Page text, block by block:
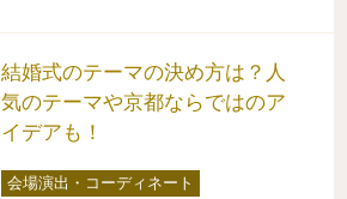
結婚式のテーマの決め方は？人
気のテーマや京都ならではのア
イデアも！
会場演出・コーディネート